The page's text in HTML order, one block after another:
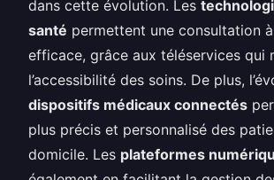
dans cette évolution. Les
santé permettent une consultation
efficace, grâce aux téléservices qui
l’accessibilité des soins. De plus,
dispositifs médicaux connectés
plus précis et personnalisé des
domicile. Les plateformes